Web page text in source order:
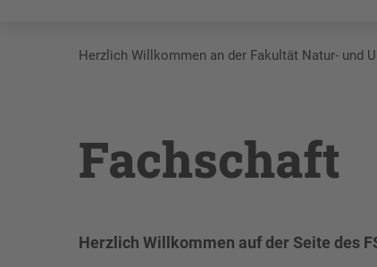
Herzlich Willkommen an der Fakultät Natur- und
Fachschaft
Herzlich Willkommen auf der Seite des